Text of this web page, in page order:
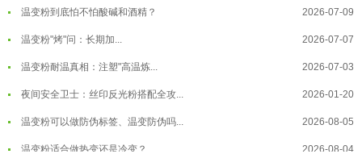
温变粉到底怕不怕酸碱和酒精？ 2026-07-09
温变粉"烤"问：长期加... 2026-07-07
温变粉耐温真相：注塑"高温炼... 2026-07-03
夜间安全卫士：丝印反光粉搭配全攻... 2026-01-20
温变粉可以做防伪标签、温变防伪吗... 2026-08-05
温变粉适合做热变还是冷变？ 2026-08-04
温变粉丝印到底用多少目网版？这篇...
反光粉太久不用结块要怎么处理？
印花温变粉最适合用在什么行业上呢...
油性反光粉怎么印花效果最好？